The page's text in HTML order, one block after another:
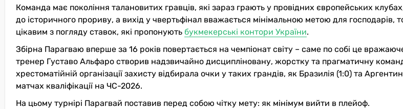
Команда має покоління талановитих гравців, які зараз грають у провідних європейських
до історичного прориву, а вихід у чвертьфінал вважається мінімальною метою для господарів,
цікавим з погляду ставок, які пропонують букмекерські контори України.
Збірна Парагваю вперше за 16 років повертається на чемпіонат світу – саме по собі це
тренер Густаво Альфаро створив надзвичайно дисципліновану, жорстку та прагматичну
хрестоматійній організації захисту відбирала очки у таких грандів, як Бразилія (1:0) та
матчах кваліфікації на ЧС-2026.
На цьому турнірі Парагвай поставив перед собою чітку мету: як мінімум вийти в плейоф.